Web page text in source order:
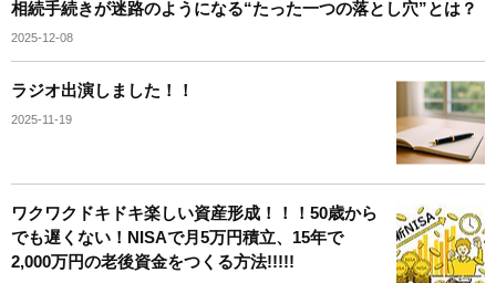
相続手続きが迷路のようになる“たった一つの落とし穴”とは？
2025-12-08
ラジオ出演しました！！
2025-11-19
ワクワクドキドキ楽しい資産形成！！！50歳から
でも遅くない！NISAで月5万円積立、15年で
2,000万円の老後資金をつくる方法!!!!!